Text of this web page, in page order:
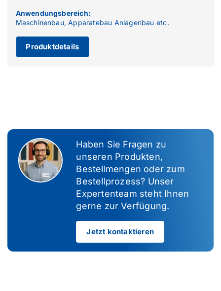
Anwendungsbereich:
Maschinenbau, Apparatebau Anlagenbau etc.
Produktdetails
Haben Sie Fragen zu
unseren Produkten,
Bestellmengen oder zum
Bestellprozess? Unser
Expertenteam steht Ihnen
gerne zur Verfügung.
Jetzt kontaktieren